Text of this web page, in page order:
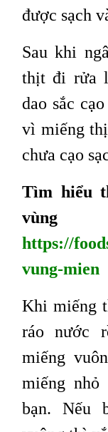
được sạch
Sau khi
thịt đi rửa
dao sắc
vì miếng
chưa cạo
Tìm hiểu
https://
vung-mien
Khi miếng
ráo nước
miếng
miếng
bạn. Nếu